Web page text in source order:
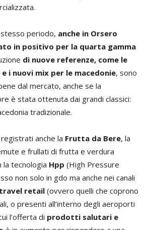
periodo, anche in Orsero
in positivo per la quarta gamma
di nuove referenze, come le
i nuovi mix per le macedonie, sono
dal mercato, anche se la
è stata ottenuta dai grandi classici:
tradizionale.
anche la Frutta da Bere, la
e frullati di frutta e verdura
la tecnologia Hpp (High Pressure
non solo in gdo ma anche nei canali
travel retail (ovvero quelli che coprono
o presenti all’interno degli aeroporti
l’offerta di prodotti salutari e